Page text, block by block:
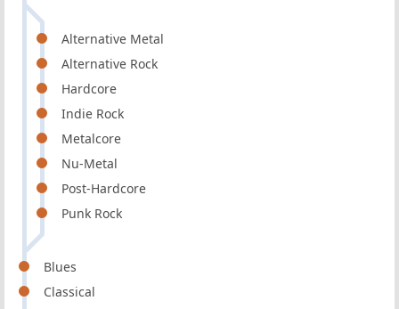
Alternative Metal
Alternative Rock
Hardcore
Indie Rock
Metalcore
Nu-Metal
Post-Hardcore
Punk Rock
Blues
Classical